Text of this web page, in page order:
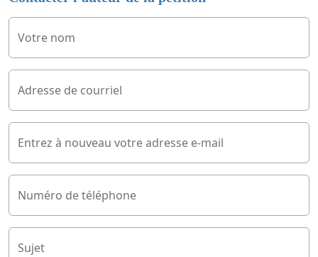
Votre nom
Adresse de courriel
Entrez à nouveau votre adresse e-mail
Numéro de téléphone
Sujet